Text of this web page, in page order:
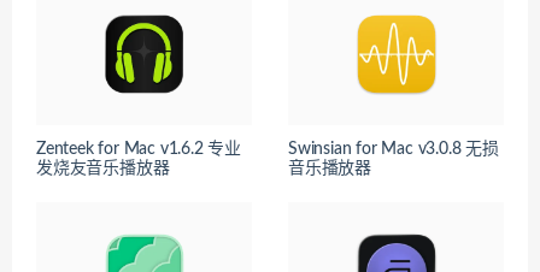
Zenteek for Mac v1.6.2 专业
发烧友音乐播放器
Swinsian for Mac v3.0.8 无损
音乐播放器